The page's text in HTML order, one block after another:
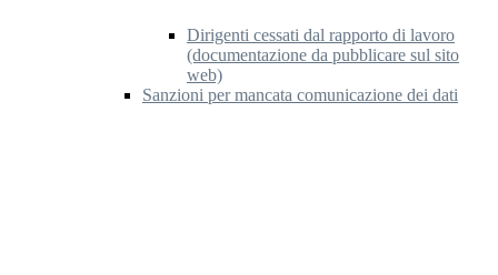
Dirigenti cessati dal rapporto di lavoro
(documentazione da pubblicare sul sito
web)
Sanzioni per mancata comunicazione dei dati